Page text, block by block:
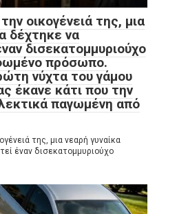
οικογένειά της, μια
δέχτηκε να
δισεκατομμυριούχο
πρόσωπο.
νύχτα του γάμου
έκανε κάτι που την
παγωμένη από
της, μια νεαρή γυναίκα
έναν δισεκατομμυριούχο